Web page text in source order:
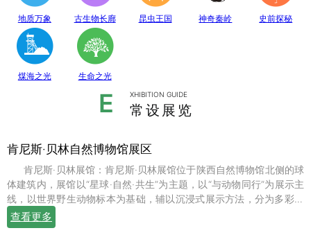
地质万象 古生物长廊 昆虫王国 神奇秦岭 史前探秘
煤海之光 生命之光
E XHIBITION GUIDE
常设展览
肯尼斯·贝林自然博物馆展区
体建筑内，展馆以“星球·自然·共生”为主题，以“与动物同行”为展示主
线，以世界野生动物标本为基础，辅以沉浸式展示方法，分为多彩亚
欧、野性非洲、雄浑美洲、奇异北极、神秘澳洲、生存法则、江海律
动、穹幕影院、勇敢者通道、互动体验等10个展示体验区，共展出七
查看更多